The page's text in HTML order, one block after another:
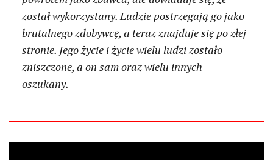
został wykorzystany. Ludzie postrzegają go jako
brutalnego zdobywcę, a teraz znajduje się po złej
stronie. Jego życie i życie wielu ludzi zostało
zniszczone, a on sam oraz wielu innych –
oszukany.